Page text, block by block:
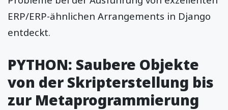
ERP/ERP-ähnlichen Arrangements in Django
entdeckt.
PYTHON: Saubere Objekte
von der Skripterstellung bis
zur Metaprogrammierung